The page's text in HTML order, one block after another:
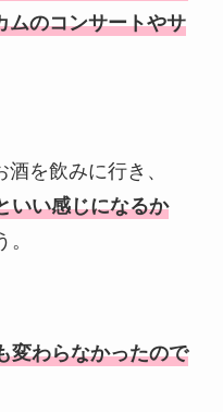
ムのコンサートやサ
を飲みに行き、
いい感じになるか
。
変わらなかったので